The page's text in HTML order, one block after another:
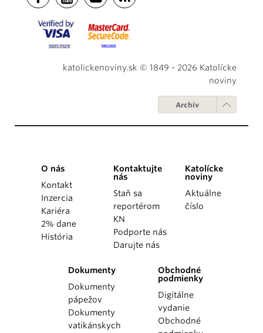
katolickenoviny.sk © 1849 - 2026 Katolícke
noviny
Archív
O nás
Kontakt
Inzercia
Kariéra
2% dane
História
Kontaktujte
nás
Staň sa
reportérom
KN
Podporte nás
Darujte nás
Katolícke
noviny
Aktuálne
číslo
Dokumenty
Dokumenty
pápežov
Dokumenty
vatikánskych
Obchodné
podmienky
Digitálne
vydanie
Obchodné